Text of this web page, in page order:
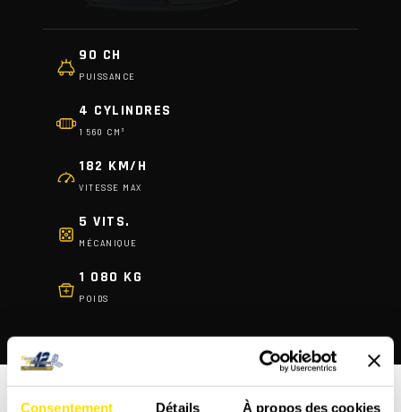
Consentement Détails À propos des cookies
90 CH
PUISSANCE
4 CYLINDRES
1 560 CM³
182 KM/H
VITESSE MAX
5 VITS.
MÉCANIQUE
1 080 KG
POIDS